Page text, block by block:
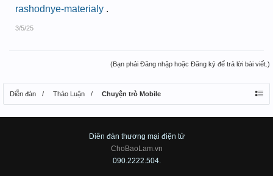
rashodnye-materialy .
3/5/25
(Bạn phải Đăng nhập hoặc Đăng ký để trả lời bài viết.)
Diễn đàn Thảo Luận Chuyện trò Mobile
Diên đàn thương mại điện tử
ChoBaoLam.vn
090.2222.504.